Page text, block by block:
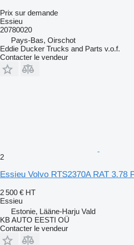
Prix sur demande
Essieu
20780020
Pays-Bas, Oirschot
Eddie Ducker Trucks and Parts v.o.f.
Contacter le vendeur
2
Essieu Volvo RTS2370A RAT 3.78
2 500 € HT
Essieu
Estonie, Lääne-Harju Vald
KB AUTO EESTI OÜ
Contacter le vendeur